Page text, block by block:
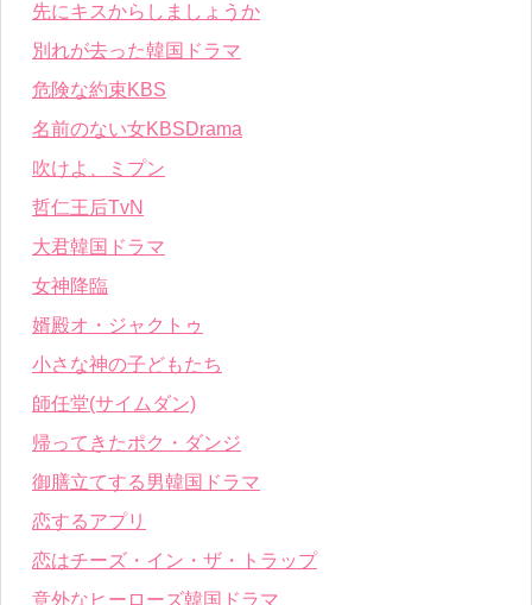
先にキスからしましょうか
別れが去った韓国ドラマ
危険な約束KBS
名前のない女KBSDrama
吹けよ、ミプン
哲仁王后TvN
大君韓国ドラマ
女神降臨
婿殿オ・ジャクトゥ
小さな神の子どもたち
師任堂(サイムダン)
帰ってきたポク・ダンジ
御膳立てする男韓国ドラマ
恋するアプリ
恋はチーズ・イン・ザ・トラップ
意外なヒーローズ韓国ドラマ